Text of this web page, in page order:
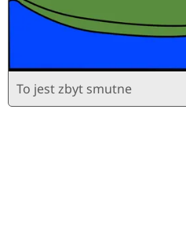
To jest zbyt smutne